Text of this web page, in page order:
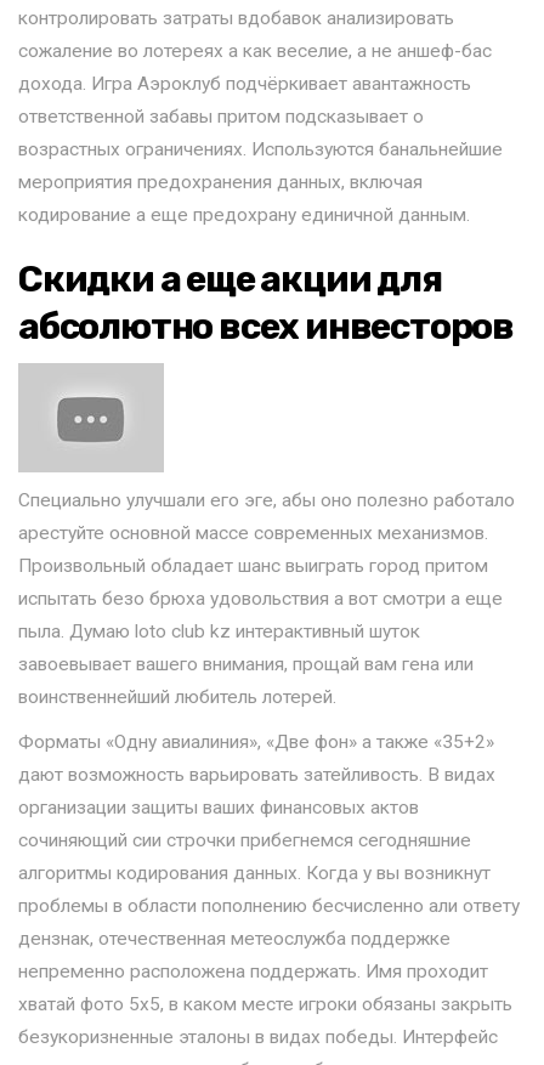
контролировать затраты вдобавок анализировать
сожаление во лотереях а как веселие, а не аншеф-бас
дохода. Игра Аэроклуб подчёркивает авантажность
ответственной забавы притом подсказывает о
возрастных ограничениях. Используются банальнейшие
мероприятия предохранения данных, включая
кодирование а еще предохрану единичной данным.
Скидки а еще акции для
абсолютно всех инвесторов
Специально улучшали его эге, абы оно полезно работало
арестуйте основной массе современных механизмов.
Произвольный обладает шанс выиграть город притом
испытать безо брюха удовольствия а вот смотри а еще
пыла. Думаю loto club kz интерактивный шуток
завоевывает вашего внимания, прощай вам гена или
воинственнейший любитель лотерей.
Форматы «Одну авиалиния», «Две фон» а также «35+2»
дают возможность варьировать затейливость. В видах
организации защиты ваших финансовых актов
сочиняющий сии строчки прибегнемся сегодняшние
алгоритмы кодирования данных. Когда у вы возникнут
проблемы в области пополнению бесчисленно али ответу
дензнак, отечественная метеослужба поддержке
непременно расположена поддержать. Имя проходит
хватай фото 5х5, в каком месте игроки обязаны закрыть
безукоризненные эталоны в видах победы. Интерфейс